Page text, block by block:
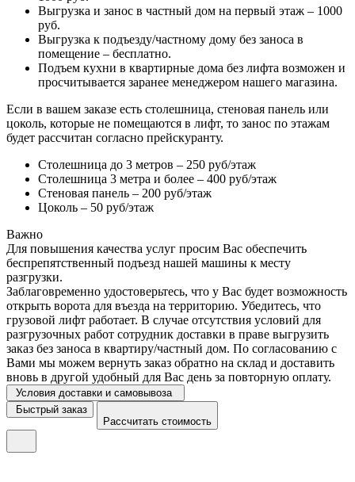
Выгрузка и занос в частный дом на первый этаж – 1000
руб.
Выгрузка к подъезду/частному дому без заноса в
помещение – бесплатно.
Подъем кухни в квартирные дома без лифта возможен и
просчитывается заранее менеджером нашего магазина.
Если в вашем заказе есть столешница, стеновая панель или
цоколь, которые не помещаются в лифт, то занос по этажам
будет рассчитан согласно прейскуранту.
Столешница до 3 метров – 250 руб/этаж
Столешница 3 метра и более – 400 руб/этаж
Стеновая панель – 200 руб/этаж
Цоколь – 50 руб/этаж
Важно
Для повышения качества услуг просим Вас обеспечить
беспрепятственный подъезд нашей машины к месту
разгрузки.
Заблаговременно удостоверьтесь, что у Вас будет возможность
открыть ворота для въезда на территорию. Убедитесь, что
грузовой лифт работает. В случае отсутствия условий для
разгрузочных работ сотрудник доставки в праве выгрузить
заказ без заноса в квартиру/частный дом. По согласованию с
Вами мы можем вернуть заказ обратно на склад и доставить
вновь в другой удобный для Вас день за повторную оплату.
Условия доставки и самовывоза
Быстрый заказ
Рассчитать стоимость